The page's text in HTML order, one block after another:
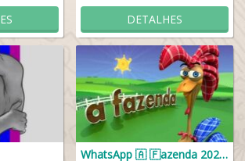
DETALHES
WhatsApp 🇦​ 🇫​azenda 2020 🤠🐔